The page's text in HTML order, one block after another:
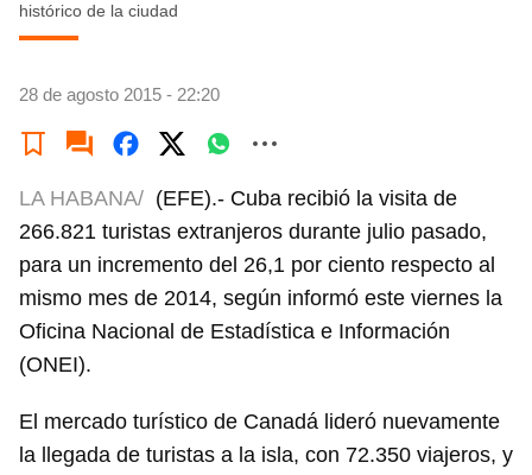
histórico de la ciudad
28 de agosto 2015 - 22:20
LA HABANA/ (EFE).- Cuba recibió la visita de
266.821 turistas extranjeros durante julio pasado,
para un incremento del 26,1 por ciento respecto al
mismo mes de 2014, según informó este viernes la
Oficina Nacional de Estadística e Información
(ONEI).
El mercado turístico de Canadá lideró nuevamente
la llegada de turistas a la isla, con 72.350 viajeros, y